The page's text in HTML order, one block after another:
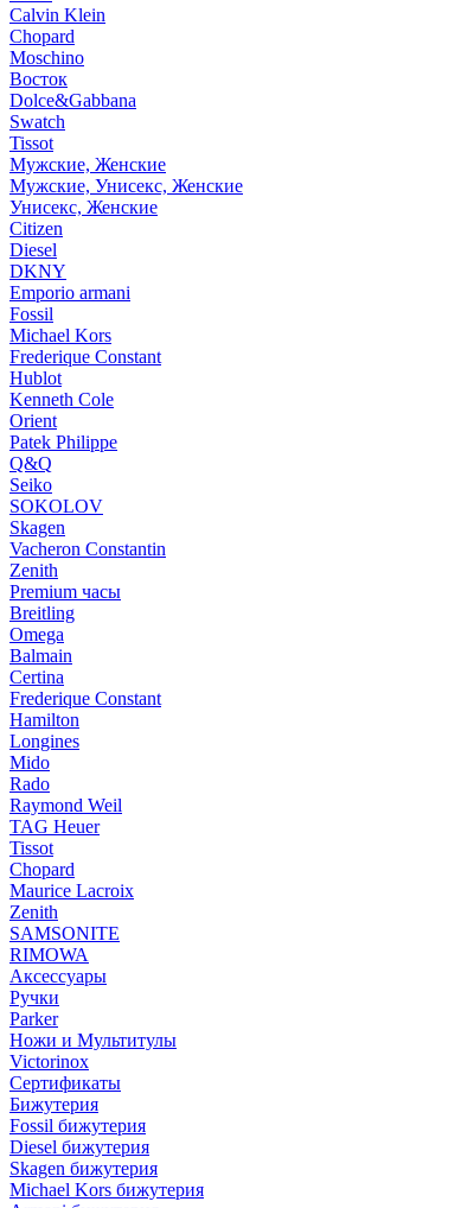
Calvin Klein
Chopard
Moschino
Восток
Dolce&Gabbana
Swatch
Tissot
Мужские, Женские
Мужские, Унисекс, Женские
Унисекс, Женские
Citizen
Diesel
DKNY
Emporio armani
Fossil
Michael Kors
Frederique Constant
Hublot
Kenneth Cole
Orient
Patek Philippe
Q&Q
Seiko
SOKOLOV
Skagen
Vacheron Constantin
Zenith
Premium часы
Breitling
Omega
Balmain
Certina
Frederique Constant
Hamilton
Longines
Mido
Rado
Raymond Weil
TAG Heuer
Tissot
Chopard
Maurice Lacroix
Zenith
SAMSONITE
RIMOWA
Аксессуары
Ручки
Parker
Ножи и Мультитулы
Victorinox
Сертификаты
Бижутерия
Fossil бижутерия
Diesel бижутерия
Skagen бижутерия
Michael Kors бижутерия